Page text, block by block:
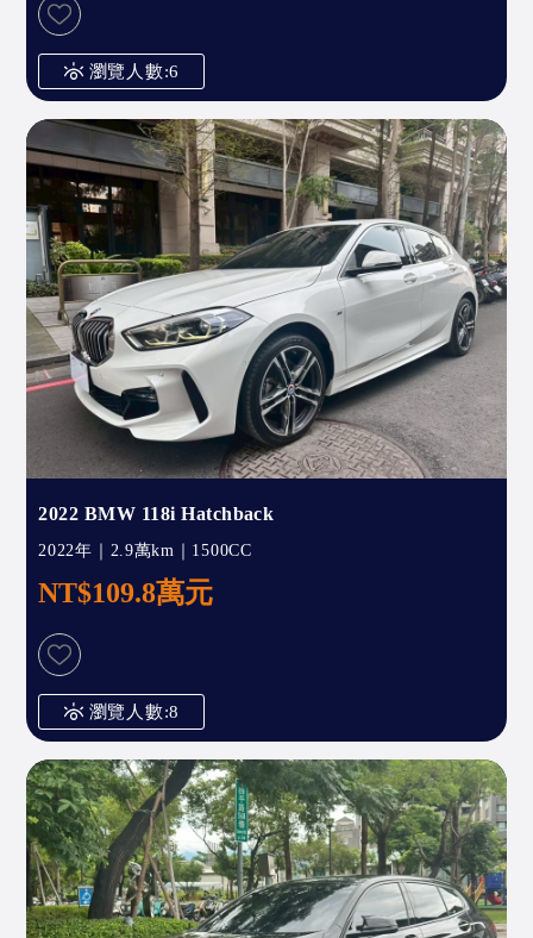
瀏覽人數:6
2022 BMW 118i Hatchback
2022年｜2.9萬km｜1500CC
NT$109.8萬元
瀏覽人數:8